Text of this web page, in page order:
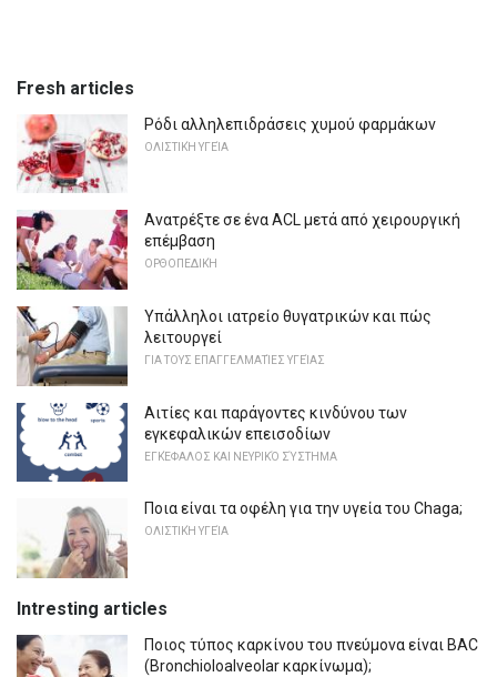
Fresh articles
Ρόδι αλληλεπιδράσεις χυμού φαρμάκων
ΟΛΙΣΤΙΚΉ ΥΓΕΊΑ
Ανατρέξτε σε ένα ACL μετά από χειρουργική
επέμβαση
ΟΡΘΟΠΕΔΙΚΉ
Υπάλληλοι ιατρείο θυγατρικών και πώς
λειτουργεί
ΓΙΑ ΤΟΥΣ ΕΠΑΓΓΕΛΜΑΤΊΕΣ ΥΓΕΊΑΣ
Αιτίες και παράγοντες κινδύνου των
εγκεφαλικών επεισοδίων
ΕΓΚΈΦΑΛΟΣ ΚΑΙ ΝΕΥΡΙΚΌ ΣΎΣΤΗΜΑ
Ποια είναι τα οφέλη για την υγεία του Chaga;
ΟΛΙΣΤΙΚΉ ΥΓΕΊΑ
Intresting articles
Ποιος τύπος καρκίνου του πνεύμονα είναι BAC
(Bronchioloalveolar καρκίνωμα);